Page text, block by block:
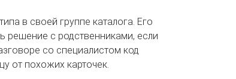
в своей группе каталога. Его
решение с родственниками, если
со специалистом код
от похожих карточек.